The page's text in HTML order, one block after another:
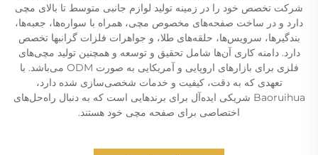
شرکت تخصص خود را در زمینه تولید لوازم جانبی متوسط تا بالای مچی
دارد و در ساخت صفحه‌های مخصوص مچی، همراه با سواره‌ها، جعبه‌ها،
بندگیرها، سرویس‌ها، حلقه‌های طلا، و جواهرات فلزات گرانبها تخصص
دارد. دامنه کاری آن‌ها شامل تحقیق و توسعه و همچنین تولید مچی‌های
فلزی برای بازارهای اروپایی و آمریکایی به صورت ODM می‌باشد. با
تعهدی که به دقت، کیفیت و خدمات شخصی‌سازی شده دارد،
Baoruihua شریکی ایده‌آل برای برندهایی است که به دنبال راه‌حل‌های
اختصاصی برای صفحه مچی خود هستند.